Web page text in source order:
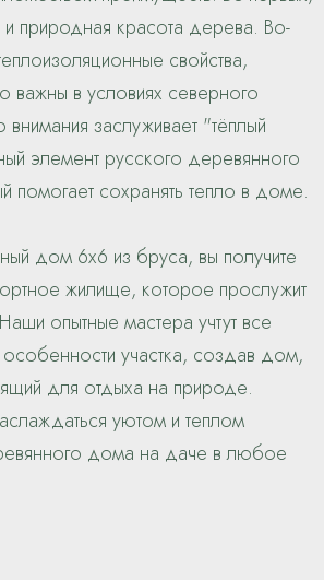
и природная красота дерева. Во-
свойства,
важны в условиях северного
заслуживает "тёплый
элемент русского деревянного
помогает сохранять тепло в доме.
дом 6х6 из бруса, вы получите
жилище, которое прослужит
опытные мастера учтут все
участка, создав дом,
для отдыха на природе.
уютом и теплом
дома на даче в любое